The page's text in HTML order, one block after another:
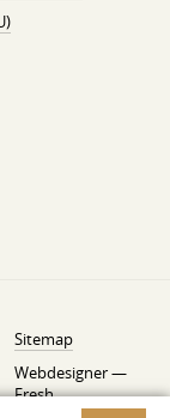
Sitemap
Webdesigner —
Fresh